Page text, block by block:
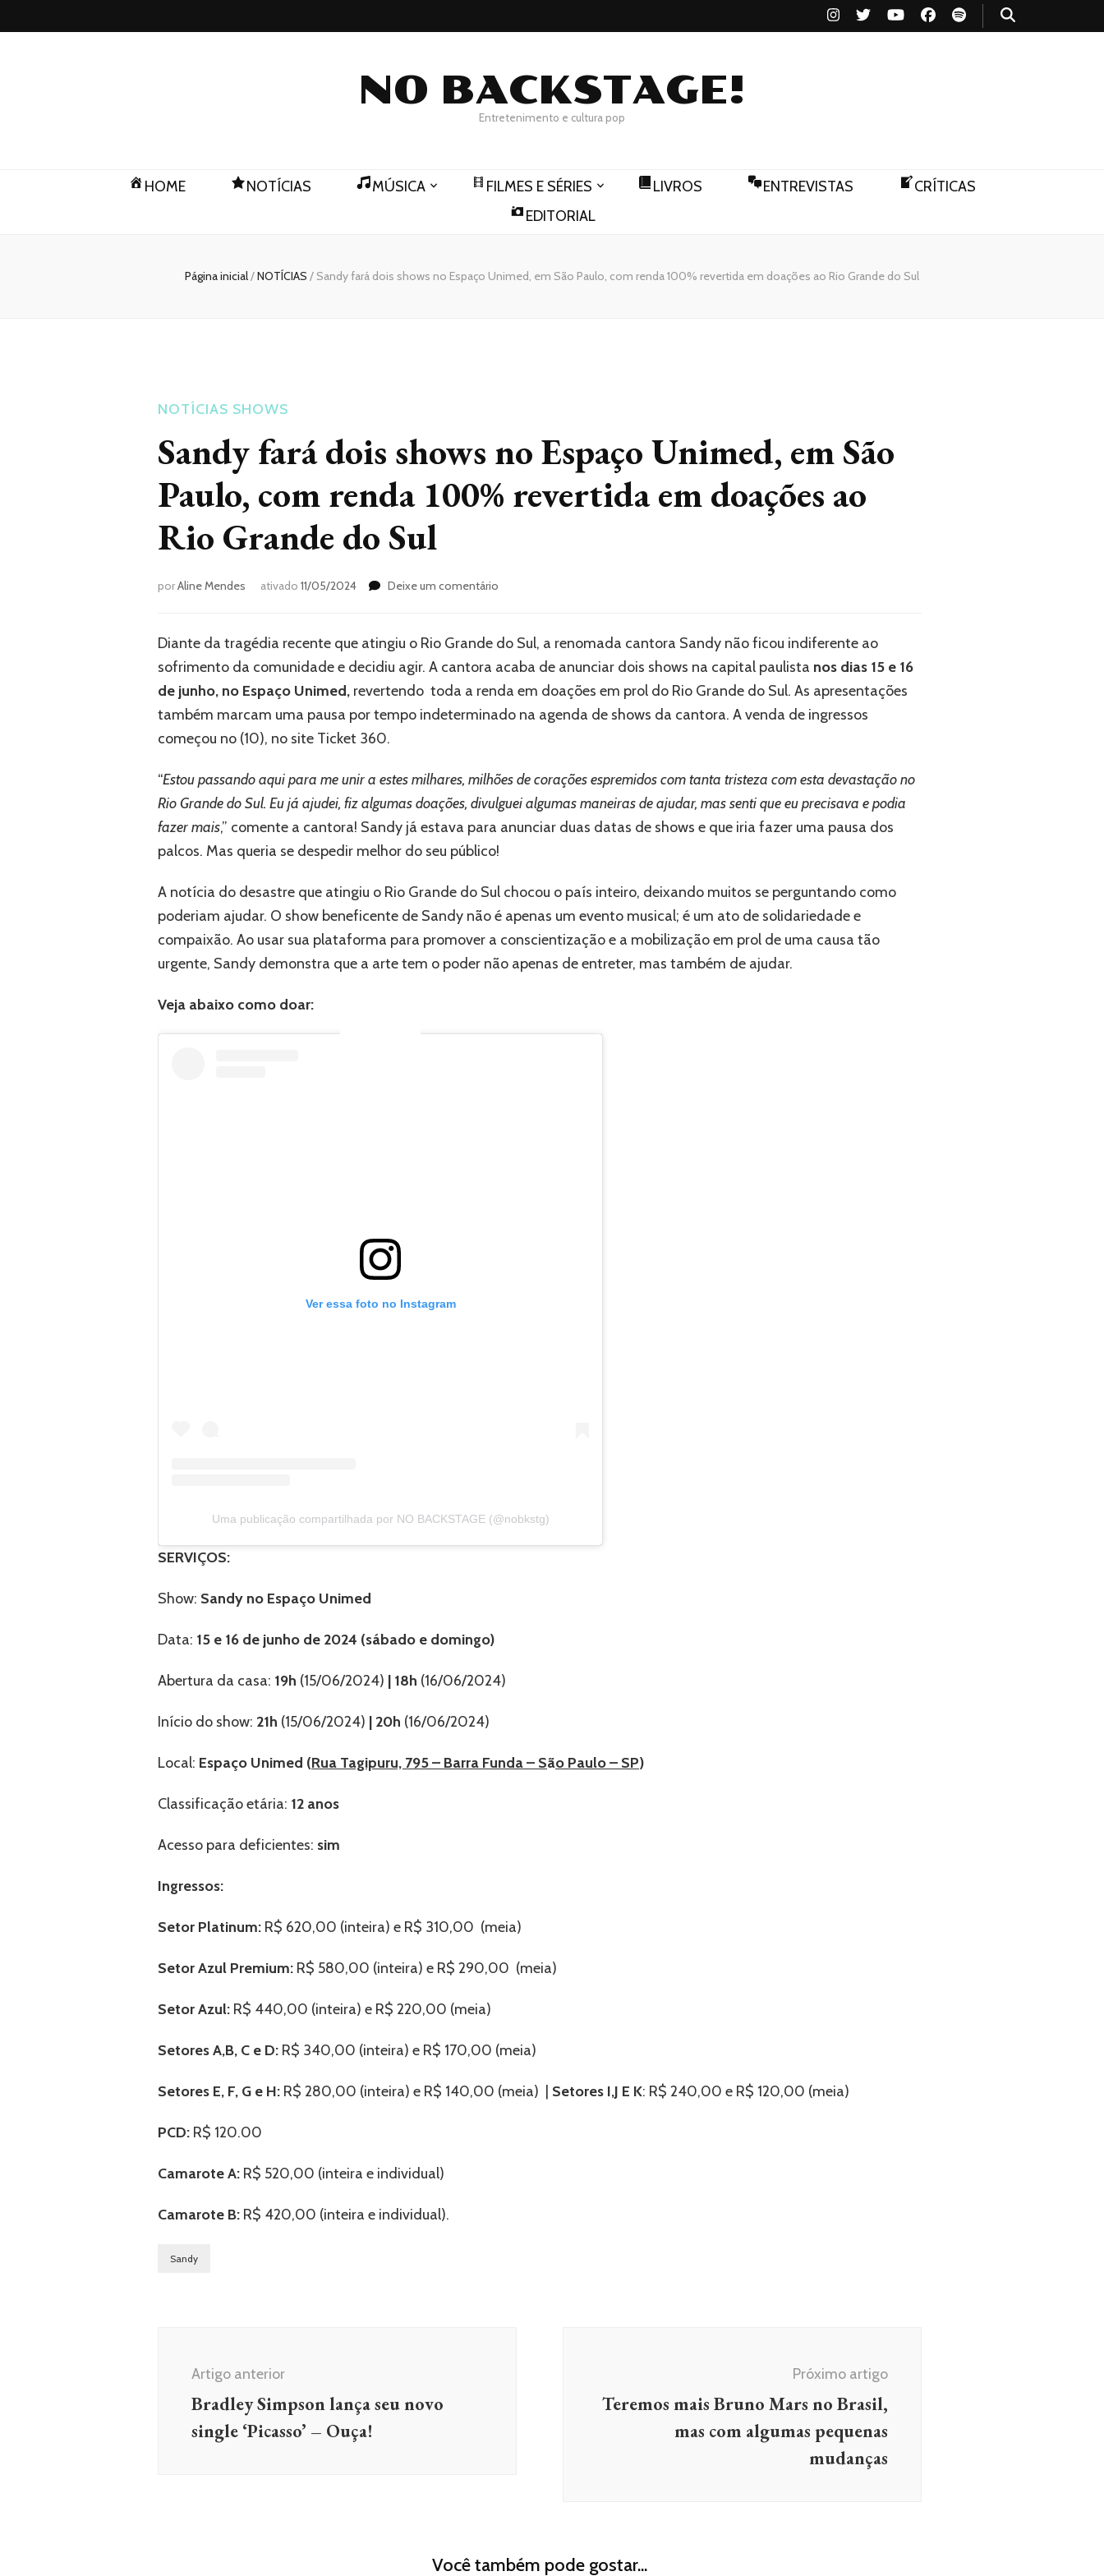
NO BACKSTAGE!
Entretenimento e cultura pop
HOME NOTÍCIAS MÚSICA FILMES E SÉRIES LIVROS ENTREVISTAS
CRÍTICAS
EDITORIAL
Página inicial/NOTÍCIAS / Sandy fará dois shows no Espaço Unimed, em São Paulo, com renda 100% revertida em doações ao Rio Grande do Sul
NOTÍCIAS SHOWS
Sandy fará dois shows no Espaço Unimed, em São
Paulo, com renda 100% revertida em doações ao
Rio Grande do Sul
porAline Mendes ativado 11/05/2024 Deixe um comentário
dois
no
Espaço
Unimed,
em
com
100%
revertida
em
doações
Rio
Grande
Sul
Diante da tragédia recente que atingiu o Rio Grande do Sul, a renomada cantora Sandy não ficou indiferente ao
sofrimento da comunidade e decidiu agir. A cantora acaba de anunciar dois shows na capital paulista nos dias 15 e 16
de junho, no Espaço Unimed, revertendo toda a renda em doações em prol do Rio Grande do Sul. As apresentações
também marcam uma pausa por tempo indeterminado na agenda de shows da cantora. A venda de ingressos
começou no (10), no site Ticket 360.
“Estou passando aqui para me unir a estes milhares, milhões de corações espremidos com tanta tristeza com esta devastação no
Rio Grande do Sul. Eu já ajudei, fiz algumas doações, divulguei algumas maneiras de ajudar, mas senti que eu precisava e podia
fazer mais,” comente a cantora! Sandy já estava para anunciar duas datas de shows e que iria fazer uma pausa dos
palcos. Mas queria se despedir melhor do seu público!
A notícia do desastre que atingiu o Rio Grande do Sul chocou o país inteiro, deixando muitos se perguntando como
poderiam ajudar. O show beneficente de Sandy não é apenas um evento musical; é um ato de solidariedade e
compaixão. Ao usar sua plataforma para promover a conscientização e a mobilização em prol de uma causa tão
urgente, Sandy demonstra que a arte tem o poder não apenas de entreter, mas também de ajudar.
Veja abaixo como doar:
Ver essa foto no Instagram
Uma publicação compartilhada por NO BACKSTAGE (@nobkstg)
SERVIÇOS:
Show: Sandy no Espaço Unimed
Data: 15 e 16 de junho de 2024 (sábado e domingo)
Abertura da casa: 19h (15/06/2024) | 18h (16/06/2024)
Início do show: 21h (15/06/2024) | 20h (16/06/2024)
Local: Espaço Unimed (Rua Tagipuru, 795 – Barra Funda – São Paulo – SP)
Classificação etária: 12 anos
Acesso para deficientes: sim
Ingressos:
Setor Platinum: R$ 620,00 (inteira) e R$ 310,00 (meia)
Setor Azul Premium: R$ 580,00 (inteira) e R$ 290,00 (meia)
Setor Azul: R$ 440,00 (inteira) e R$ 220,00 (meia)
Setores A,B, C e D: R$ 340,00 (inteira) e R$ 170,00 (meia)
Setores E, F, G e H: R$ 280,00 (inteira) e R$ 140,00 (meia) | Setores I,J E K: R$ 240,00 e R$ 120,00 (meia)
PCD: R$ 120.00
Camarote A: R$ 520,00 (inteira e individual)
Camarote B: R$ 420,00 (inteira e individual).
Sandy
postArtigo anterior
Bradley Simpson lança seu novo
single ‘Picasso’ – Ouça!
Próximo artigo
Teremos mais Bruno Mars no Brasil,
mas com algumas pequenas
mudanças
Você também pode gostar...
COM PAUL WESLEY E